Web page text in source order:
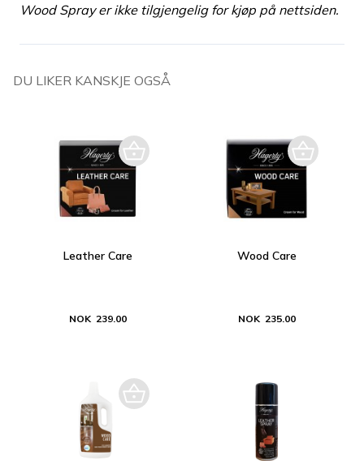
Wood Spray er ikke tilgjengelig for kjøp på nettsiden.
DU LIKER KANSKJE OGSÅ
Leather Care
NOK 239.00
Wood Care
NOK 235.00